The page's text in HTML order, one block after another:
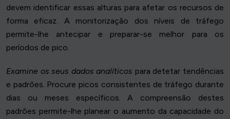
devem identificar essas alturas para afetar os recursos de
forma eficaz. A monitorização dos níveis de tráfego
permite-lhe antecipar e preparar-se melhor para os
períodos de pico.
Examine os seus dados analíticos para detetar tendências
e padrões. Procure picos consistentes de tráfego durante
dias ou meses específicos. A compreensão destes
padrões permite-lhe planear o aumento da capacidade do